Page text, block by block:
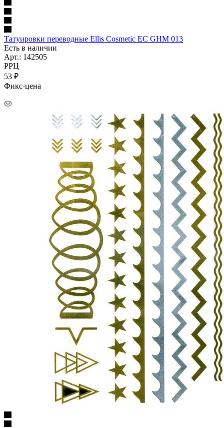
Татуировки переводные Ellis Cosmetic EC GHM 013
Есть в наличии
Арт.: 142505
РРЦ
53 ₽
Фикс-цена